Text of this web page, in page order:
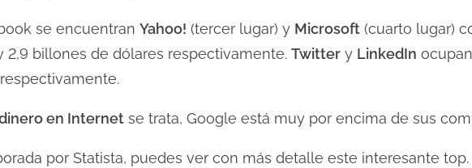
se encuentran Yahoo! (tercer lugar) y Microsoft (cuarto lugar)
2,9 billones de dólares respectivamente. Twitter y LinkedIn
en Internet se trata, Google está muy por encima de sus
por Statista, puedes ver con más detalle este interesante top.